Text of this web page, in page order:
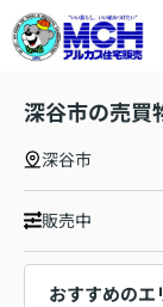
深谷市の売買
深谷市
販売中
おすすめのエ